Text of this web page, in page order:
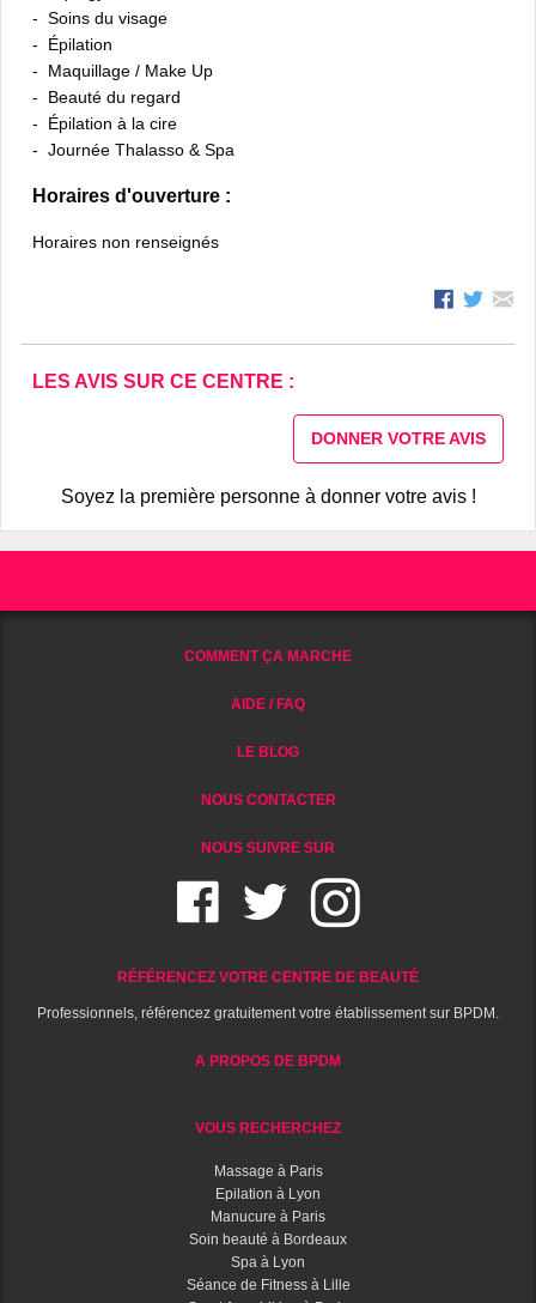
Soins du visage
Épilation
Maquillage / Make Up
Beauté du regard
Épilation à la cire
Journée Thalasso & Spa
Horaires d'ouverture :
Horaires non renseignés
LES AVIS SUR CE CENTRE :
DONNER VOTRE AVIS
Soyez la première personne à donner votre avis !
COMMENT ÇA MARCHE
AIDE / FAQ
LE BLOG
NOUS CONTACTER
NOUS SUIVRE SUR
RÉFÉRENCEZ VOTRE CENTRE DE BEAUTÉ
Professionnels, référencez gratuitement votre établissement sur BPDM.
A PROPOS DE BPDM
VOUS RECHERCHEZ
Massage à Paris
Epilation à Lyon
Manucure à Paris
Soin beauté à Bordeaux
Spa à Lyon
Séance de Fitness à Lille